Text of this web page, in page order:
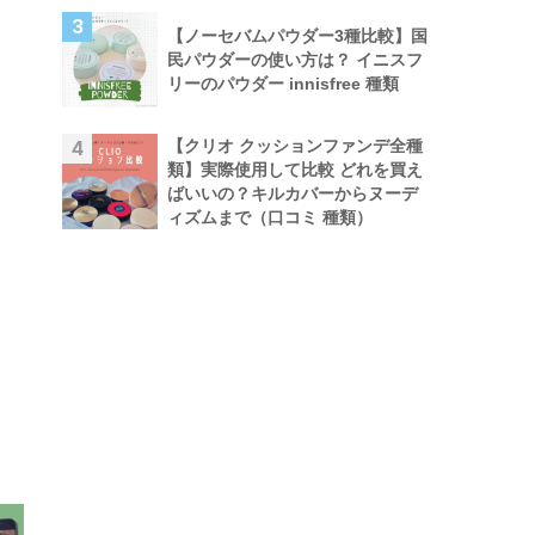
3
【ノーセバムパウダー3種比較】国
民パウダーの使い方は？ イニスフ
リーのパウダー innisfree 種類
4
【クリオ クッションファンデ全種
類】実際使用して比較 どれを買え
ばいいの？キルカバーからヌーデ
ィズムまで（口コミ 種類）